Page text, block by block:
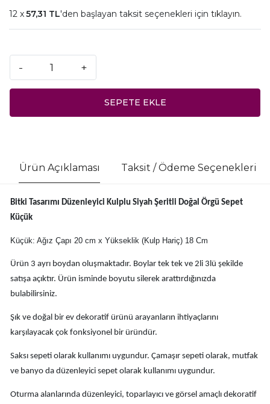
57,31 TL'den başlayan taksit seçenekleri için tıklayın.
- +
SEPETE EKLE
Ürün Açıklaması Taksit / Ödeme Seçenekleri
Bitki Tasarımı Düzenleyici Kulplu Siyah Şeritli Doğal Örgü Sepet
Küçük
Küçük: Ağız Çapı 20 cm x Yükseklik (Kulp Hariç) 18 Cm
Ürün 3 ayrı boydan oluşmaktadır. Boylar tek tek ve 2li 3lü şekilde
satışa açıktır. Ürün isminde boyutu silerek arattırdığınızda
bulabilirsiniz.
Şık ve doğal bir ev dekoratif ürünü arayanların ihtiyaçlarını
karşılayacak çok fonksiyonel bir üründür.
Saksı sepeti olarak kullanımı uygundur. Çamaşır sepeti olarak, mutfak
ve banyo da düzenleyici sepet olarak kullanımı uygundur.
Oturma alanlarında düzenleyici, toparlayıcı ve görsel amaçlı dekoratif